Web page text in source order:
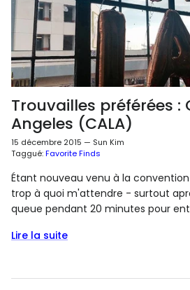
Trouvailles préférées :
Angeles (CALA)
15 décembre 2015 — Sun Kim
Taggué:Favorite Finds
Étant nouveau venu à la convention
trop à quoi m'attendre - surtout
queue pendant 20 minutes pour
Lire la suite